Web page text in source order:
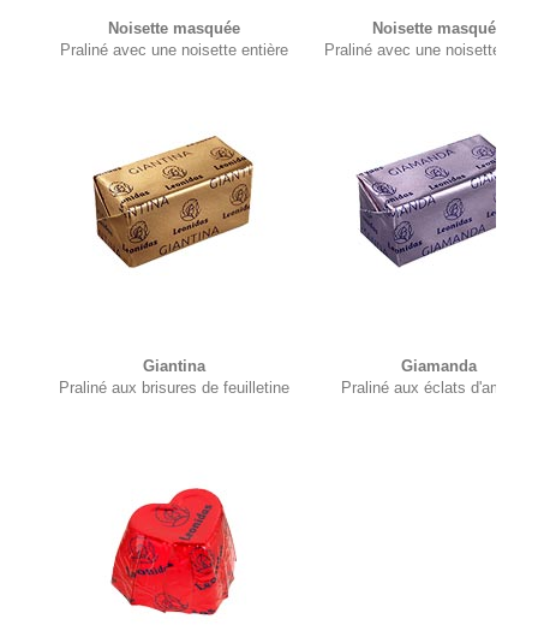
Noisette masquée
Praliné avec une noisette entière
Noisette masquée
Praliné avec une noisette
Giantina
Praliné aux brisures de feuilletine
Giamanda
Praliné aux éclats d'amande